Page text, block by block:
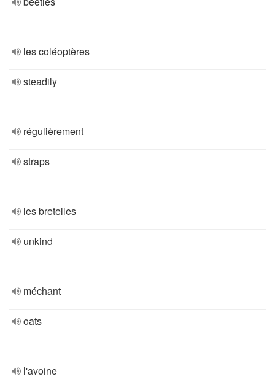
les coléoptères
steadily
régulièrement
straps
les bretelles
unkind
méchant
oats
l'avoine